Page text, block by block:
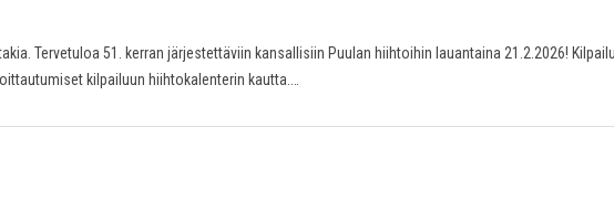
Tervetuloa 51. kerran järjestettäviin kansallisiin Puulan hiihtoihin lauantaina 21.2.2026!
kilpailuun hiihtokalenterin kautta.…